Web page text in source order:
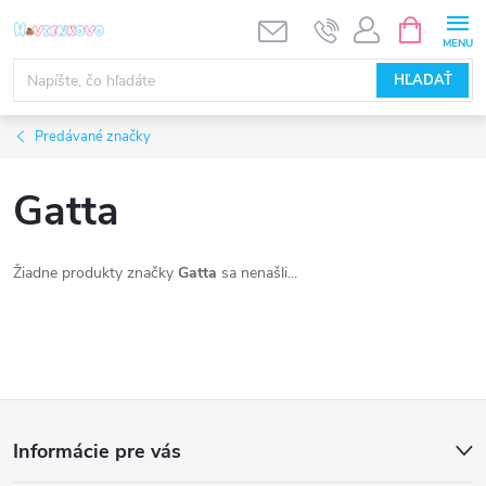
na
obsah
HĽADAŤ
KOŠÍK
Predávané značky
Gatta
Žiadne produkty značky Gatta sa nenašli...
Informácie pre vás